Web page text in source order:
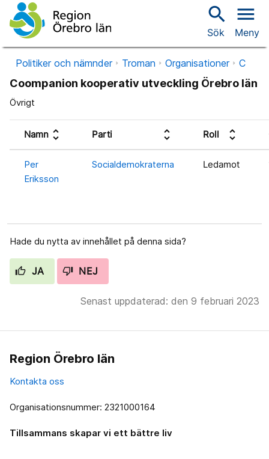
search
Sök
menu
Meny
Politiker och nämnder Troman Organisationer C
Coompanion kooperativ utveckling Örebro län
Övrigt
Namn unfold_more Parti unfold_more Roll unfold_more
Per
Eriksson
Socialdemokraterna Ledamot
Hade du nytta av innehållet på denna sida?
JA NEJ
Senast uppdaterad: den 9 februari 2023
Region Örebro län
Kontakta oss
Organisationsnummer: 2321000164
Tillsammans skapar vi ett bättre liv